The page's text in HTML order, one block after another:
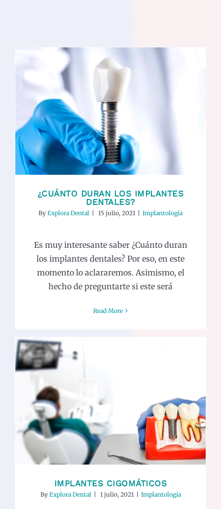
¿Cuánto duran los implantes
dentales?
Implantología
¿CUÁNTO DURAN LOS IMPLANTES
DENTALES?
By Explora Dental | 15 julio, 2021 | Implantología
Es muy interesante saber ¿Cuánto duran
los implantes dentales? Por eso, en este
momento lo aclararemos. Asimismo, el
hecho de preguntarte si este será
Read More
Implantes cigomáticos
Implantología
IMPLANTES CIGOMÁTICOS
By Explora Dental | 1 julio, 2021 | Implantología